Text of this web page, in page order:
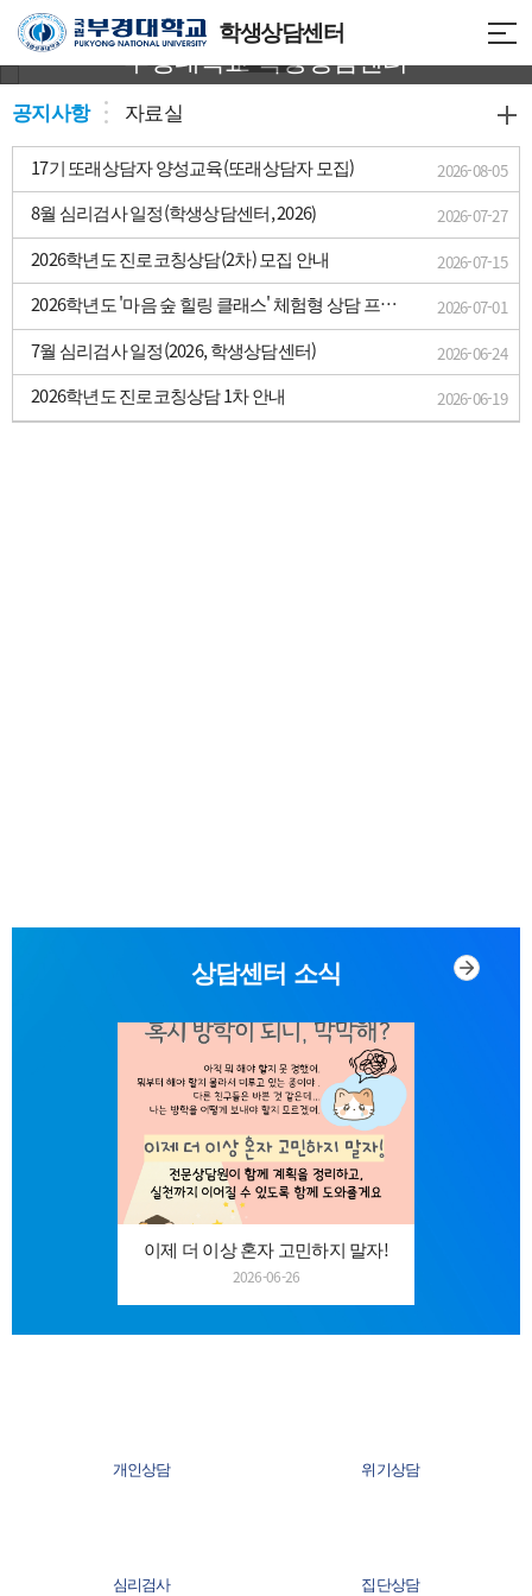
학생상담센터
인생의 든든한 동반자
부경대학교 학생상담센터
공지사항 자료실
17기 또래상담자 양성교육(또래상담자 모집) 2026-08-05
8월 심리검사 일정(학생상담센터, 2026) 2026-07-27
2026학년도 진로코칭상담(2차) 모집 안내 2026-07-15
2026학년도 '마음 숲 힐링 클래스' 체험형 상담 프로
그램(하계방학편) 안내
2026-07-01
7월 심리검사 일정(2026, 학생상담센터) 2026-06-24
2026학년도 진로코칭상담 1차 안내 2026-06-19
상담센터 소식
이제 더 이상 혼자 고민하지 말자!
2026-06-26
개인상담 위기상담
심리검사 집단상담